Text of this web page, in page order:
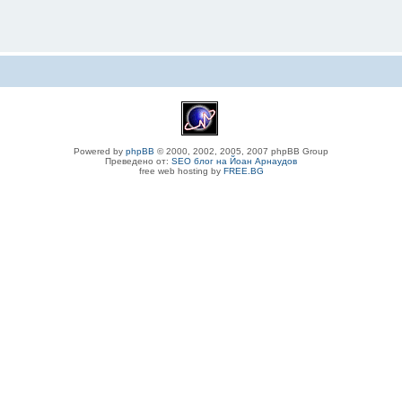
Powered by phpBB © 2000, 2002, 2005, 2007 phpBB Group
Преведено от: SEO блог на Йоан Арнаудов
free web hosting by FREE.BG